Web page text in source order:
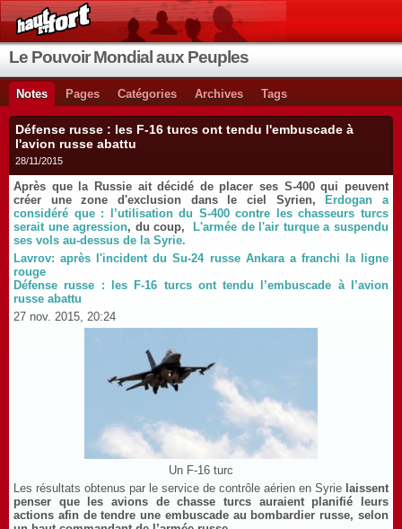
Le Pouvoir Mondial aux Peuples
Notes Pages Catégories Archives Tags
Défense russe : les F-16 turcs ont tendu l'embuscade à
l'avion russe abattu
28/11/2015
Après que la Russie ait décidé de placer ses S-400 qui peuvent
créer une zone d'exclusion dans le ciel Syrien,
Erdogan a
considéré que : l’utilisation du S-400 contre les chasseurs turcs
serait une agression, du coup, L'armée de l'air turque a suspendu
ses vols au-dessus de la Syrie.
Lavrov: après l'incident du Su-24 russe Ankara a franchi la ligne
rouge
Défense russe : les F-16 turcs ont tendu l’embuscade à l’avion
russe abattu
27 nov. 2015, 20:24
Un F-16 turc
Les résultats obtenus par le service de contrôle aérien en Syrie laissent
penser que les avions de chasse turcs auraient planifié leurs
actions afin de tendre une embuscade au bombardier russe, selon